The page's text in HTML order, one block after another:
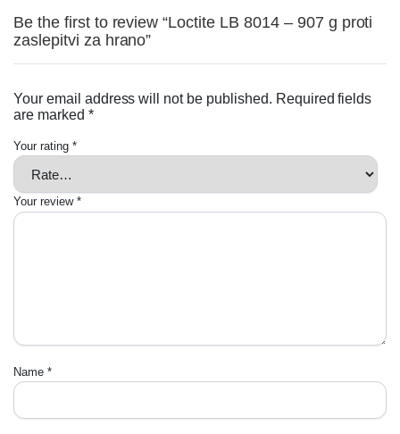
Be the first to review “Loctite LB 8014 – 907 g proti
zaslepitvi za hrano”
Your email address will not be published. Required fields
are marked *
Your rating *
Your review *
Name *